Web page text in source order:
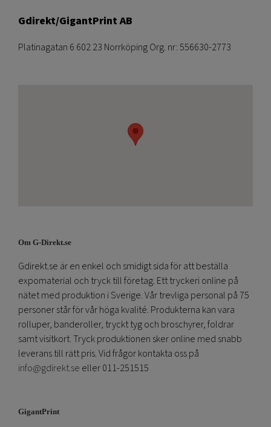
Gdirekt/GigantPrint AB
Platinagatan 6 602 23 Norrköping Org. nr: 556630-2773
Om G-Direkt.se
Gdirekt.se är en enkel och smidigt sida för att beställa
expomaterial och tryck till företag. Ett tryckeri online på
nätet med produktion i Sverige. Vår trevliga personal på 75
personer står för vår höga kvalité. Produkterna kan vara
rolluper, banderoller, tryckt tyg och broschyrer, foldrar
samt visitkort. Tryck produktionen sker online med snabb
leverans till rätt pris. Vid frågor kontakta oss på
info@gdirekt.se eller 011-251515
GigantPrint